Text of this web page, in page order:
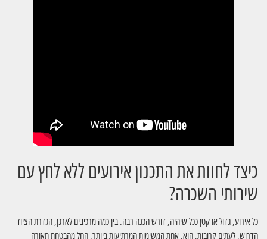
כיצד לחוות את התכנון אירועים ללא לחץ עם
שירותי השכרה?
כל אירוע, גדול או קטן ככל שיהיה, דורש הכנה רבה. בין כמה מרכיבים לארגן, הגדרת הציוד
הדרוש, לעתים קרובות, הוא, אחת המשימות המרתיעות ביותר. החל מהבטחת תאורה